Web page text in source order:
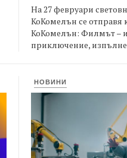
На 27 февруари
КоКомелън се отправя
КоКомелън: Филмът –
приключение,
НОВИНИ